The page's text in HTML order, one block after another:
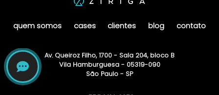
quem somos cases clientes blog contato
Av. Queiroz Filho, 1700 - Sala 204, bloco B
Vila Hamburguesa - 05319-090
São Paulo - SP